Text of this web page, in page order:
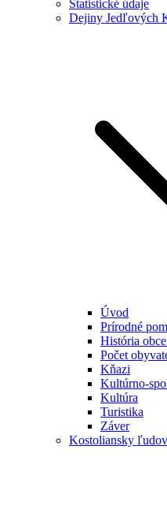
Štatistické údaje
Dejiny Jedľových
Úvod
Prírodné
História
Počet
Kňazi
Kultúrno-
Kultúra
Turistika
Záver
Kostoliansky